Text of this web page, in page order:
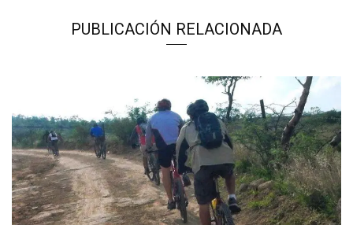
PUBLICACIÓN RELACIONADA